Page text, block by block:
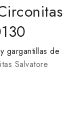
gargantillas de
Salvatore